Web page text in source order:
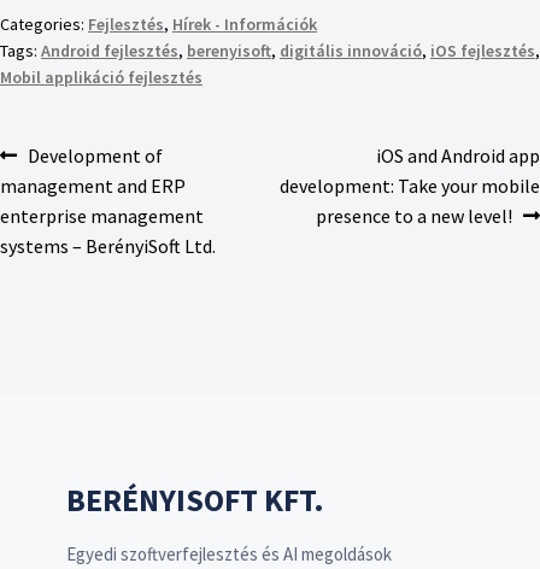
Categories: Fejlesztés, Hírek - Információk
Tags: Android fejlesztés, berenyisoft, digitális innováció, iOS fejlesztés,
Mobil applikáció fejlesztés
Development of
management and ERP
enterprise management
systems – BerényiSoft Ltd.
iOS and Android app
development: Take your mobile
presence to a new level!
BERÉNYISOFT KFT.
Egyedi szoftverfejlesztés és AI megoldások